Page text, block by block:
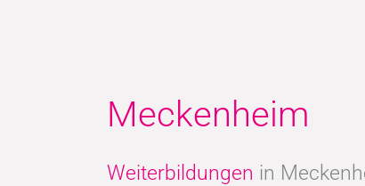
Meckenheim
Weiterbildungen in